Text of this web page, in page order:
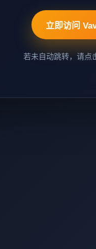
立即访问
若未自动跳转，请点